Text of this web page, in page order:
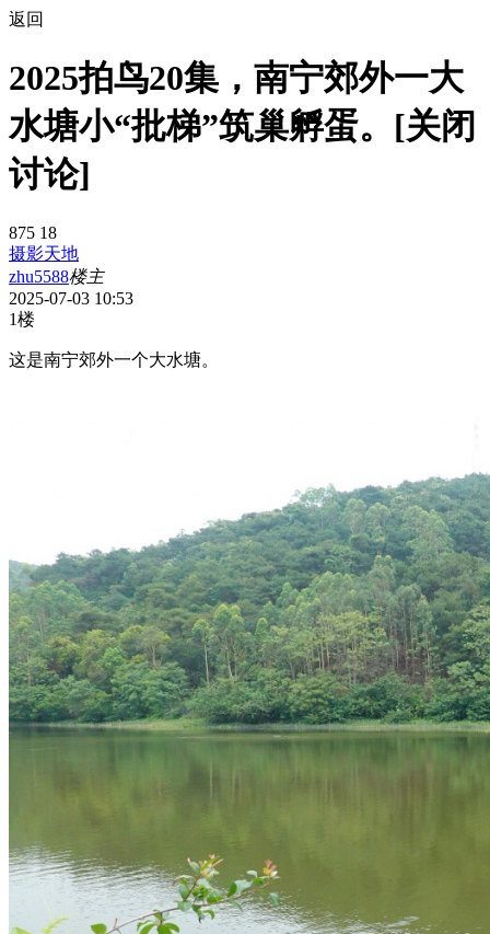
返回
2025拍鸟20集，南宁郊外一大
水塘小“批梯”筑巢孵蛋。[关闭
讨论]
875 18
摄影天地
zhu5588楼主
2025-07-03 10:53
1楼
这是南宁郊外一个大水塘。